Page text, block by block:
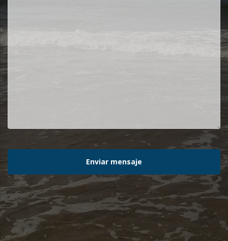
Enviar mensaje